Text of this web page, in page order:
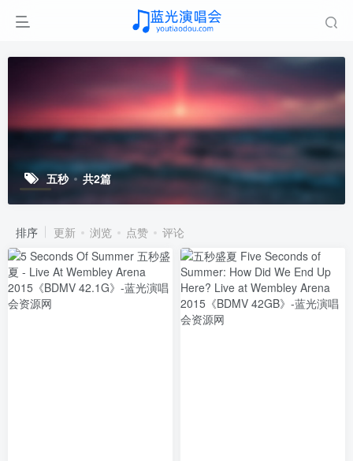
五秒 共2篇
排序 更新 浏览 点赞 评论